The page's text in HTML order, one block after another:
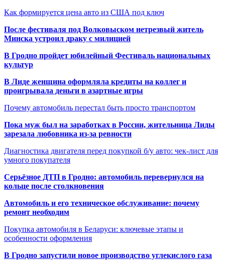
Как формируется цена авто из США под ключ
После фестиваля под Волковыском нетрезвый житель
Минска устроил драку с милицией
В Гродно пройдет юбилейный Фестиваль национальных
культур
В Лиде женщина оформляла кредиты на коллег и
проигрывала деньги в азартные игры
Почему автомобиль перестал быть просто транспортом
Пока муж был на заработках в России, жительница Лиды
зарезала любовника из-за ревности
Диагностика двигателя перед покупкой б/у авто: чек-лист для
умного покупателя
Серьёзное ДТП в Гродно: автомобиль перевернулся на
кольце после столкновения
Автомобиль и его техническое обслуживание: почему
ремонт необходим
Покупка автомобиля в Беларуси: ключевые этапы и
особенности оформления
В Гродно запустили новое производство углекислого газа